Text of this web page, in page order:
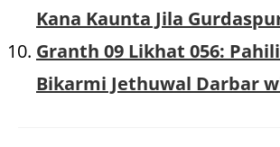
Kana Kaunta Jila
Granth 09 Likhat 056:
Bikarmi Jethuwal Darbar